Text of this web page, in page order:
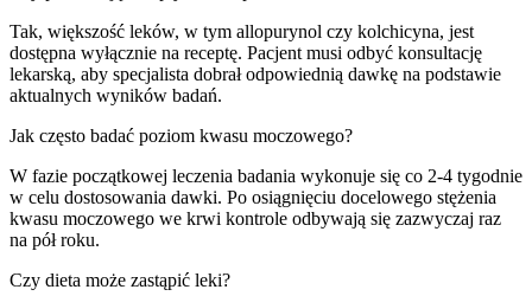
Tak, większość leków, w tym allopurynol czy kolchicyna, jest
dostępna wyłącznie na receptę. Pacjent musi odbyć konsultację
lekarską, aby specjalista dobrał odpowiednią dawkę na podstawie
aktualnych wyników badań.
Jak często badać poziom kwasu moczowego?
W fazie początkowej leczenia badania wykonuje się co 2-4 tygodnie
w celu dostosowania dawki. Po osiągnięciu docelowego stężenia
kwasu moczowego we krwi kontrole odbywają się zazwyczaj raz
na pół roku.
Czy dieta może zastąpić leki?